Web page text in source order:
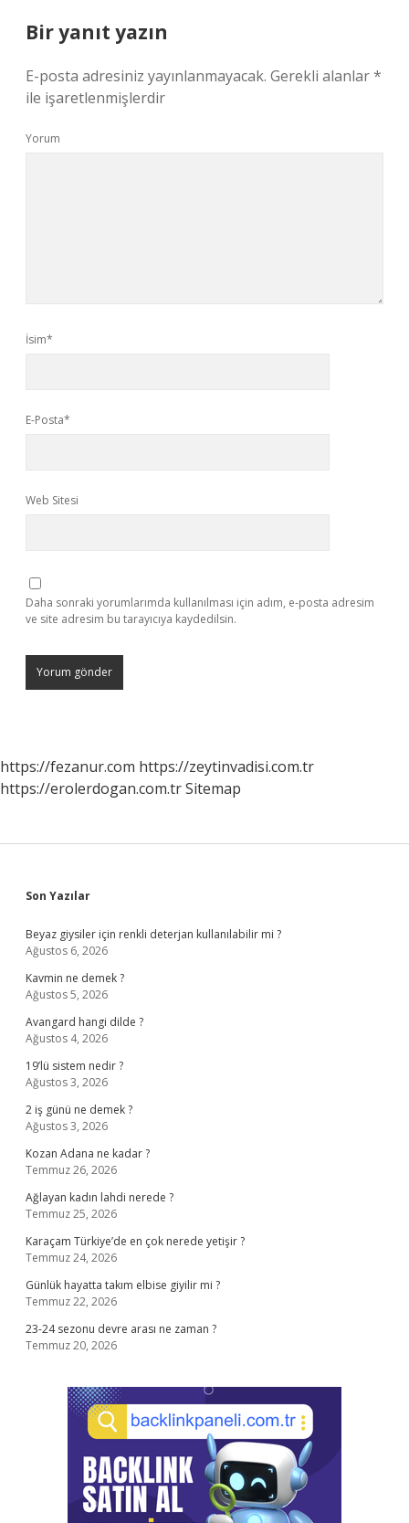
Bir yanıt yazın
E-posta adresiniz yayınlanmayacak. Gerekli alanlar*
ile işaretlenmişlerdir
Yorum
İsim*
E-Posta*
Web Sitesi
Daha sonraki yorumlarımda kullanılması için adım, e-posta adresim
ve site adresim bu tarayıcıya kaydedilsin.
https://fezanur.com https://zeytinvadisi.com.tr
https://erolerdogan.com.trSitemap
Sidebar
Son Yazılar
Beyaz giysiler için renkli deterjan kullanılabilir mi ?
Ağustos 6, 2026
Kavmin ne demek ?
Ağustos 5, 2026
Avangard hangi dilde ?
Ağustos 4, 2026
19’lü sistem nedir ?
Ağustos 3, 2026
2 iş günü ne demek ?
Ağustos 3, 2026
Kozan Adana ne kadar ?
Temmuz 26, 2026
Ağlayan kadın lahdi nerede ?
Temmuz 25, 2026
Karaçam Türkiye’de en çok nerede yetişir ?
Temmuz 24, 2026
Günlük hayatta takım elbise giyilir mi ?
Temmuz 22, 2026
23-24 sezonu devre arası ne zaman ?
Temmuz 20, 2026